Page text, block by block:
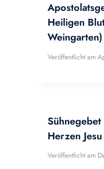
Heiligen
Weingarten)
Veröffentlicht am
Herzen
Veröffentlicht am